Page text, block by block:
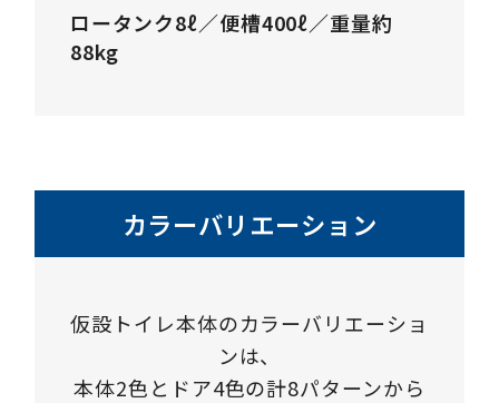
ロータンク8ℓ／便槽400ℓ／重量約
88kg
カラーバリエーション
仮設トイレ本体のカラーバリエーショ
ンは、
本体2色とドア4色の計8パターンから